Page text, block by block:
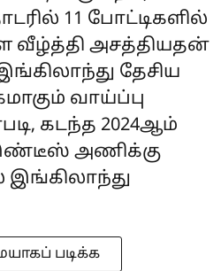
11 போட்டிகளில்
வீழ்த்தி அசத்தியதன்
தேசிய
வாய்ப்பு
கடந்த 2024ஆம்
அணிக்கு
இங்கிலாந்து
படிக்க